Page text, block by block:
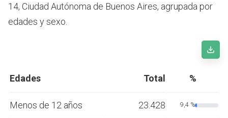
14, Ciudad Autónoma de Buenos Aires, agrupada por
edades y sexo.
Edades Total %
Menos de 12 años 23.428 9,4 %